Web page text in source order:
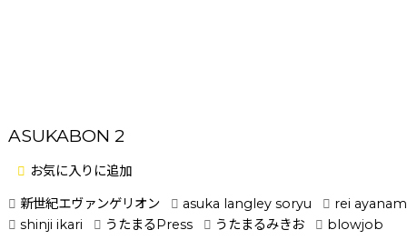
ASUKABON 2
お気に入りに追加
新世紀エヴァンゲリオン
asuka langley soryu
rei
shinji ikari
うたまるPress うたまるみきお blowjob